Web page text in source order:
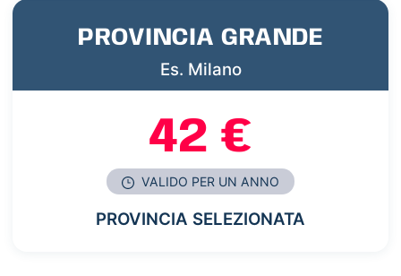
PROVINCIA GRANDE
Es. Milano
42 €
VALIDO PER UN ANNO
PROVINCIA SELEZIONATA